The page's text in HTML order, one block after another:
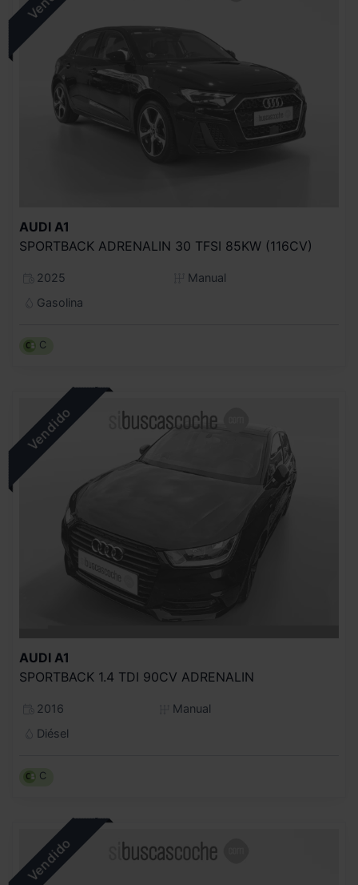
AUDI A1
SPORTBACK ADRENALIN 30 TFSI 85KW (116CV)
2025
Manual
Gasolina
C
AUDI A1
SPORTBACK 1.4 TDI 90CV ADRENALIN
2016
Manual
Diésel
C